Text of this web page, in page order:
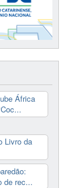
África
Livro da
de rec...